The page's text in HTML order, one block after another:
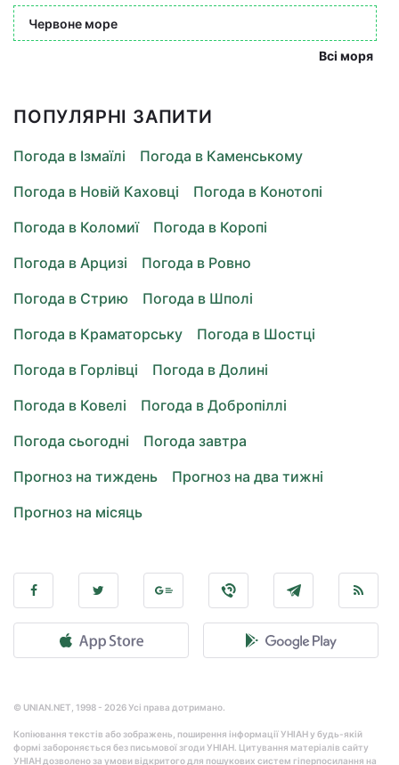
Червоне море
Всі моря
ПОПУЛЯРНІ ЗАПИТИ
Погода в Ізмаїлі
Погода в Каменському
Погода в Новій Каховці
Погода в Конотопі
Погода в Коломиї
Погода в Коропі
Погода в Арцизі
Погода в Ровно
Погода в Стрию
Погода в Шполі
Погода в Краматорську
Погода в Шостці
Погода в Горлівці
Погода в Долині
Погода в Ковелі
Погода в Добропіллі
Погода сьогодні
Погода завтра
Прогноз на тиждень
Прогноз на два тижні
Прогноз на місяць
© UNIAN.NET, 1998 - 2026 Усі права дотримано.
Копіювання текстів або зображень, поширення інформації УНІАН у будь-якій
формі забороняється без письмової згоди УНІАН. Цитування матеріалів сайту
УНІАН дозволено за умови відкритого для пошукових систем гіперпосилання на